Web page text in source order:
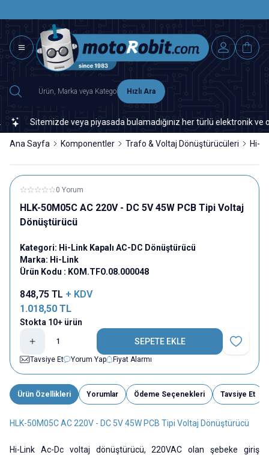
Hızlı Ara
Sitemizde veya piyasada bulamadığınız her türlü elektronik ve
Ana Sayfa Komponentler Trafo & Voltaj Dönüştürücüleri Hi-
0 Yorum
HLK-50M05C AC 220V - DC 5V 45W PCB Tipi Voltaj
Dönüştürücü
Kategori: Hi-Link Kapalı AC-DC Dönüştürücü
Marka: Hi-Link
Ürün Kodu : KOM.TFO.08.000048
848,75 TL + KDV
1.018,50 TL
Stokta 10+ ürün
SEPETE EKLE
Favoriye
Tavsiye Et
Yorum Yap Fiyat Alarmı
Ürün Özellikleri Yorumlar Ödeme Seçenekleri Tavsiye Et
HLK-50M05C AC 220V - DC 5V 45W PCB Tipi Voltaj Dönüştürücü
Hi-Link Ac-Dc voltaj dönüştürücü, 220VAC olan şebeke giriş